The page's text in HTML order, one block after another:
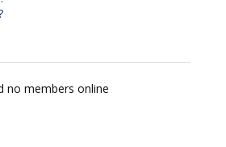
no members online